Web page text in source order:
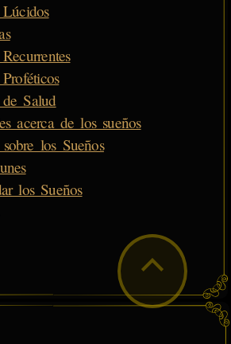
Salud
acerca de los sueños
los Sueños
los Sueños